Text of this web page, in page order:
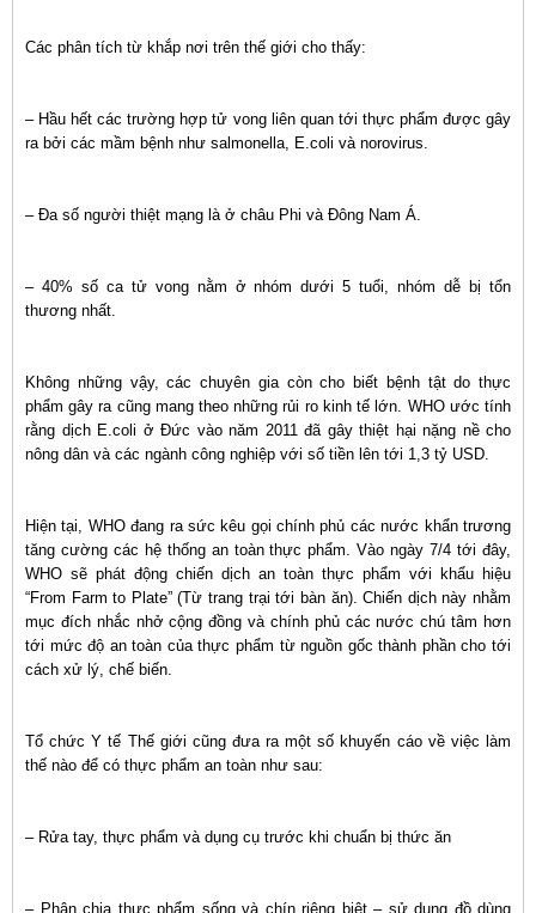
Các phân tích từ khắp nơi trên thế giới cho thấy:
– Hầu hết các trường hợp tử vong liên quan tới thực phẩm được gây
ra bởi các mầm bệnh như salmonella, E.coli và norovirus.
– Đa số người thiệt mạng là ở châu Phi và Đông Nam Á.
– 40% số ca tử vong nằm ở nhóm dưới 5 tuổi, nhóm dễ bị tổn
thương nhất.
Không những vậy, các chuyên gia còn cho biết bệnh tật do thực
phẩm gây ra cũng mang theo những rủi ro kinh tế lớn. WHO ước tính
rằng dịch E.coli ở Đức vào năm 2011 đã gây thiệt hại nặng nề cho
nông dân và các ngành công nghiệp với số tiền lên tới 1,3 tỷ USD.
Hiện tại, WHO đang ra sức kêu gọi chính phủ các nước khẩn trương
tăng cường các hệ thống an toàn thực phẩm. Vào ngày 7/4 tới đây,
WHO sẽ phát động chiến dịch an toàn thực phẩm với khẩu hiệu
“From Farm to Plate” (Từ trang trại tới bàn ăn). Chiến dịch này nhằm
mục đích nhắc nhở cộng đồng và chính phủ các nước chú tâm hơn
tới mức độ an toàn của thực phẩm từ nguồn gốc thành phần cho tới
cách xử lý, chế biến.
Tổ chức Y tế Thế giới cũng đưa ra một số khuyến cáo về việc làm
thế nào để có thực phẩm an toàn như sau:
– Rửa tay, thực phẩm và dụng cụ trước khi chuẩn bị thức ăn
– Phân chia thực phẩm sống và chín riêng biệt – sử dụng đồ dùng